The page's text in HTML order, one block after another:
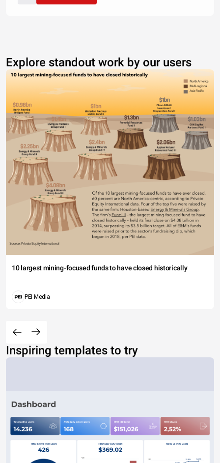
Explore standout work by our users
10 largest mining-focused funds to have closed historically
PEI Media
Inspiring templates to try